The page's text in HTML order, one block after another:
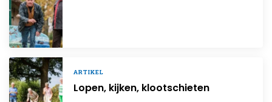
ARTIKEL
Lopen, kijken, klootschieten